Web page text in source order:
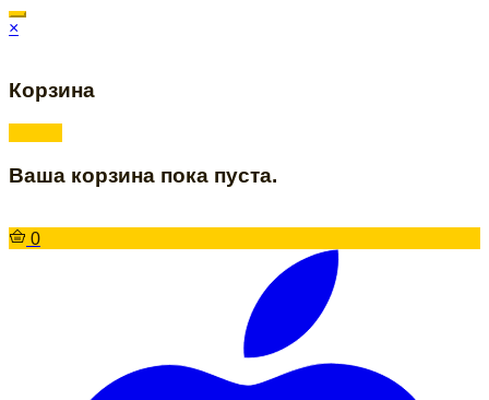
×
Корзина
Ваша корзина пока пуста.
0